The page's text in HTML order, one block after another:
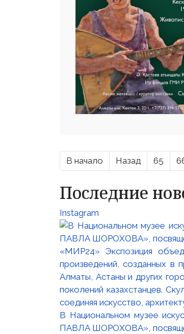
В начало Назад 65
Последние
Instagram
В Национальном музее
ПАВЛА ШОРОХОВА»,